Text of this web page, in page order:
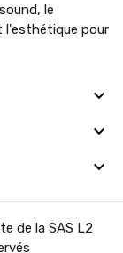
le
l'esthétique pour
de la SAS L2